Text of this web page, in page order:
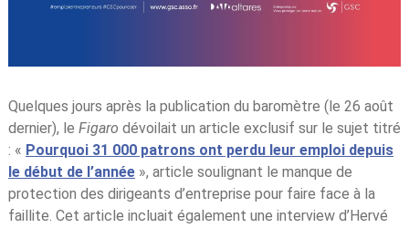
Quelques jours après la publication du baromètre (le 26 août
dernier), le Figaro dévoilait un article exclusif sur le sujet titré
: « Pourquoi 31 000 patrons ont perdu leur emploi depuis
le début de l’année», article soulignant le manque de
protection des dirigeants d’entreprise pour faire face à la
faillite. Cet article incluait également une interview d’Hervé